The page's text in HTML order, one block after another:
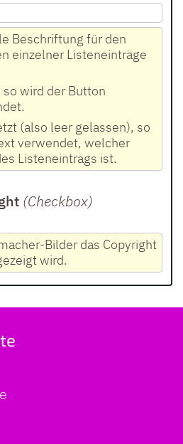
Beschriftung für den
einzelner Listeneinträge
wird der Button
(also leer gelassen), so
verwendet, welcher
Listeneintrags ist.
(Checkbox)
Bilder das Copyright
wird.